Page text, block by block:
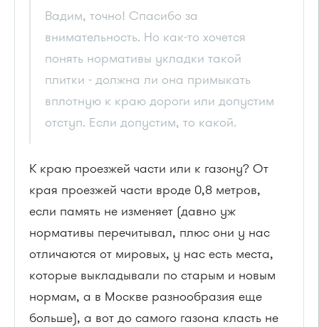
Вадим, точно! Спасибо за
внимательность. Но как-то хочется
понять нормативы укладки такой
плитки - должна ли она примыкать
вплотную к краю дороги или допустим
отступ. Если допустим, то какой.
К краю проезжей части или к газону? От
края проезжей части вроде 0,8 метров,
если память не изменяет (давно уж
нормативы перечитывал, плюс они у нас
отличаются от мировых, у нас есть места,
которые выкладывали по старым и новым
нормам, а в Москве разнообразия еще
больше), а вот до самого газона класть не